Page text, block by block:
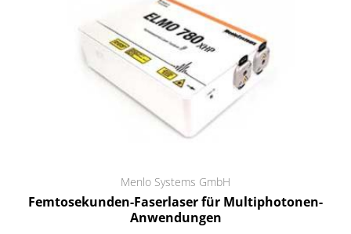
Menlo Systems GmbH
Femtosekunden-Faserlaser für Multiphotonen-
Anwendungen